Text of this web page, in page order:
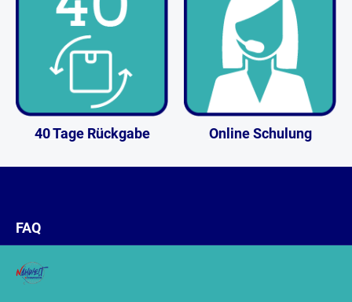
40 Tage Rückgabe Online Schulung
FAQ